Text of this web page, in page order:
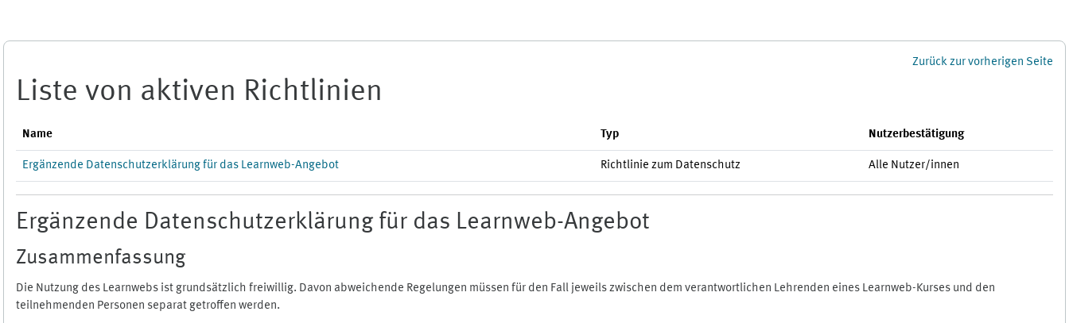
Zurück zur vorherigen Seite
Liste von aktiven Richtlinien
Name Typ Nutzerbestätigung
Ergänzende Datenschutzerklärung für das Learnweb-Angebot Richtlinie zum Datenschutz Alle Nutzer/innen
Ergänzende Datenschutzerklärung für das Learnweb-Angebot
Zusammenfassung
Die Nutzung des Learnwebs ist grundsätzlich freiwillig. Davon abweichende Regelungen müssen für den Fall jeweils zwischen dem verantwortlichen Lehrenden eines Learnweb-Kurses und den
teilnehmenden Personen separat getroffen werden.